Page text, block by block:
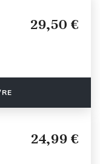
29,50 €
24,99 €